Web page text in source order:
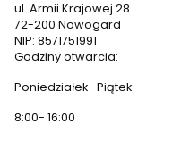
ul. Armii Krajowej 28
72-200 Nowogard
NIP: 8571751991
Godziny otwarcia:
Poniedziałek- Piątek
8:00- 16:00